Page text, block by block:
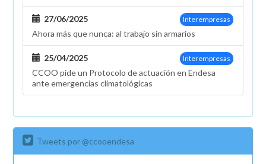
Interempresas
27/06/2025
Ahora más que nunca: al trabajo sin armarios
Interempresas
25/04/2025
CCOO pide un Protocolo de actuación en Endesa
ante emergencias climatológicas
Tweets por @ccooendesa